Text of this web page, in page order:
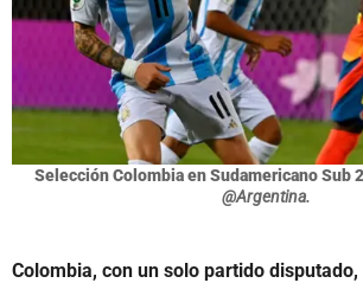
Selección Colombia en Sudamericano Sub
@Argentina.
Colombia, con un solo partido